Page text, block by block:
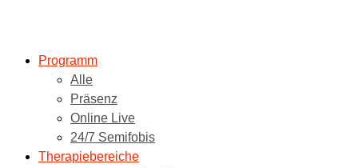
Programm
Alle
Präsenz
Online Live
24/7 Semifobis
Therapiebereiche